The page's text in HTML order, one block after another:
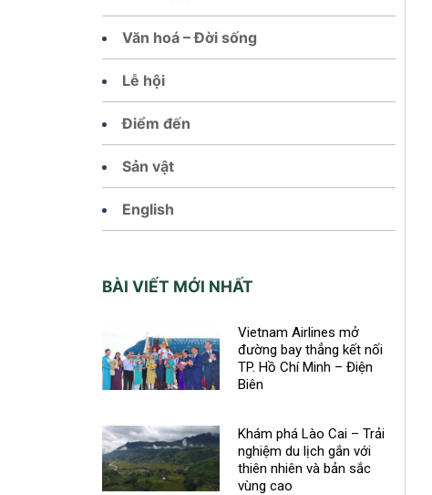
Văn hoá – Đời sống
Lễ hội
Điểm đến
Sản vật
English
BÀI VIẾT MỚI NHẤT
Vietnam Airlines mở
đường bay thẳng kết nối
TP. Hồ Chí Minh – Điện
Biên
Khám phá Lào Cai – Trải
nghiệm du lịch gắn với
thiên nhiên và bản sắc
vùng cao